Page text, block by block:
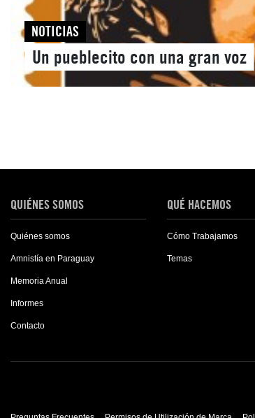
NOTICIAS
Un pueblecito con una gran voz
QUIÉNES SOMOS
Quiénes somos
Amnistía en Paraguay
Memoria Anual
Informes
Contacto
QUÉ HACEMOS
Cómo Trabajamos
Temas